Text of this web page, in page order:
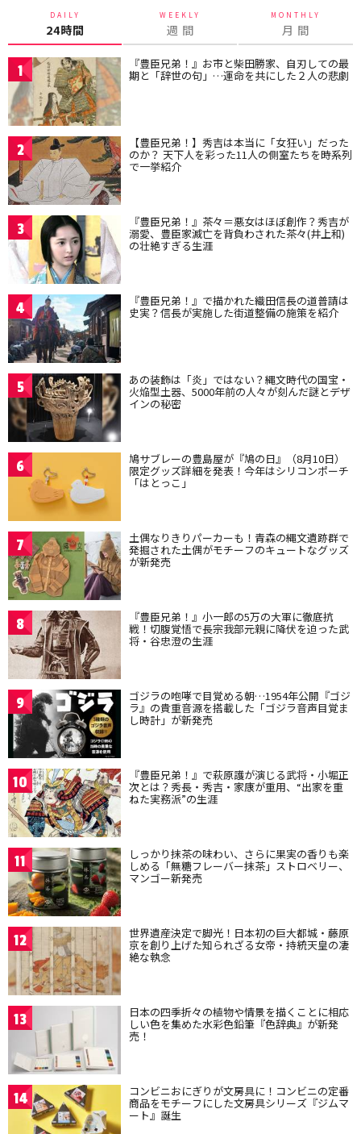
DAILY
24時間
WEEKLY
週 間
MONTHLY
月 間
1 『豊臣兄弟！』お市と柴田勝家、自刃しての最
期と「辞世の句」…運命を共にした２人の悲劇
2 【豊臣兄弟！】秀吉は本当に「女狂い」だった
のか？ 天下人を彩った11人の側室たちを時系列
で一挙紹介
3 『豊臣兄弟！』茶々＝悪女はほぼ創作？秀吉が
溺愛、豊臣家滅亡を背負わされた茶々(井上和)
の壮絶すぎる生涯
4 『豊臣兄弟！』で描かれた織田信長の道普請は
史実？信長が実施した街道整備の施策を紹介
5 あの装飾は「炎」ではない？縄文時代の国宝・
火焔型土器、5000年前の人々が刻んだ謎とデザ
インの秘密
6 鳩サブレーの豊島屋が『鳩の日』（8月10日）
限定グッズ詳細を発表！今年はシリコンポーチ
「はとっこ」
7 土偶なりきりパーカーも！青森の縄文遺跡群で
発掘された土偶がモチーフのキュートなグッズ
が新発売
8 『豊臣兄弟！』小一郎の5万の大軍に徹底抗
戦！切腹覚悟で長宗我部元親に降伏を迫った武
将・谷忠澄の生涯
9 ゴジラの咆哮で目覚める朝…1954年公開『ゴジ
ラ』の貴重音源を搭載した「ゴジラ音声目覚ま
し時計」が新発売
10 『豊臣兄弟！』で萩原護が演じる武将・小堀正
次とは？秀長・秀吉・家康が重用、“出家を重
ねた実務派”の生涯
11 しっかり抹茶の味わい、さらに果実の香りも楽
しめる「無糖フレーバー抹茶」ストロベリー、
マンゴー新発売
12 世界遺産決定で脚光！日本初の巨大都城・藤原
京を創り上げた知られざる女帝・持統天皇の凄
絶な執念
13 日本の四季折々の植物や情景を描くことに相応
しい色を集めた水彩色鉛筆『色辞典』が新発
売！
14 コンビニおにぎりが文房具に！コンビニの定番
商品をモチーフにした文房具シリーズ『ジムマ
ート』誕生